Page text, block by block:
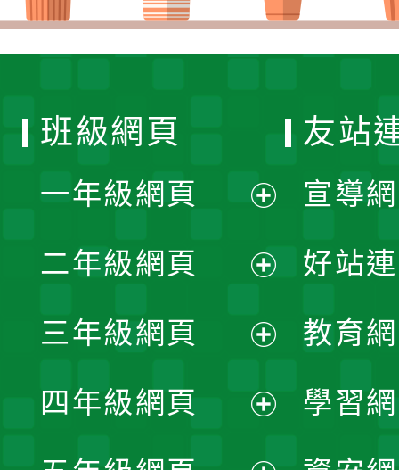
班級網頁
一年級網頁
開
選
單
二年級網頁
開
選
單
三年級網頁
開
四年級網頁
友站
宣導
好站
教育
學習